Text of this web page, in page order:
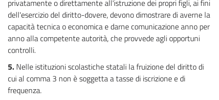
privatamente o direttamente all'istruzione dei propri figli, ai fini
dell'esercizio del diritto-dovere, devono dimostrare di averne la
capacità tecnica o economica e darne comunicazione anno per
anno alla competente autorità, che provvede agli opportuni
controlli.
5. Nelle istituzioni scolastiche statali la fruizione del diritto di
cui al comma 3 non è soggetta a tasse di iscrizione e di
frequenza.